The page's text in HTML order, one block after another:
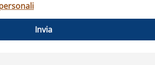
Invia